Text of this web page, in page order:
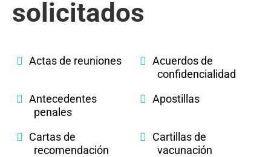
solicitados
Actas de reuniones
Acuerdos de
confidencialidad
Antecedentes
penales
Apostillas
Cartas de
recomendación
Cartillas de
vacunación